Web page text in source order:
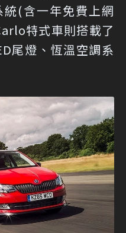
(含一年免費上網
特式車則搭載了
尾燈、恆溫空調系